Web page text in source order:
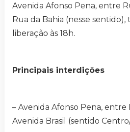
Avenida Afonso Pena, entre
Rua da Bahia (nesse sentido),
liberação às 18h.
Principais interdições
– Avenida Afonso Pena, entre
Avenida Brasil (sentido